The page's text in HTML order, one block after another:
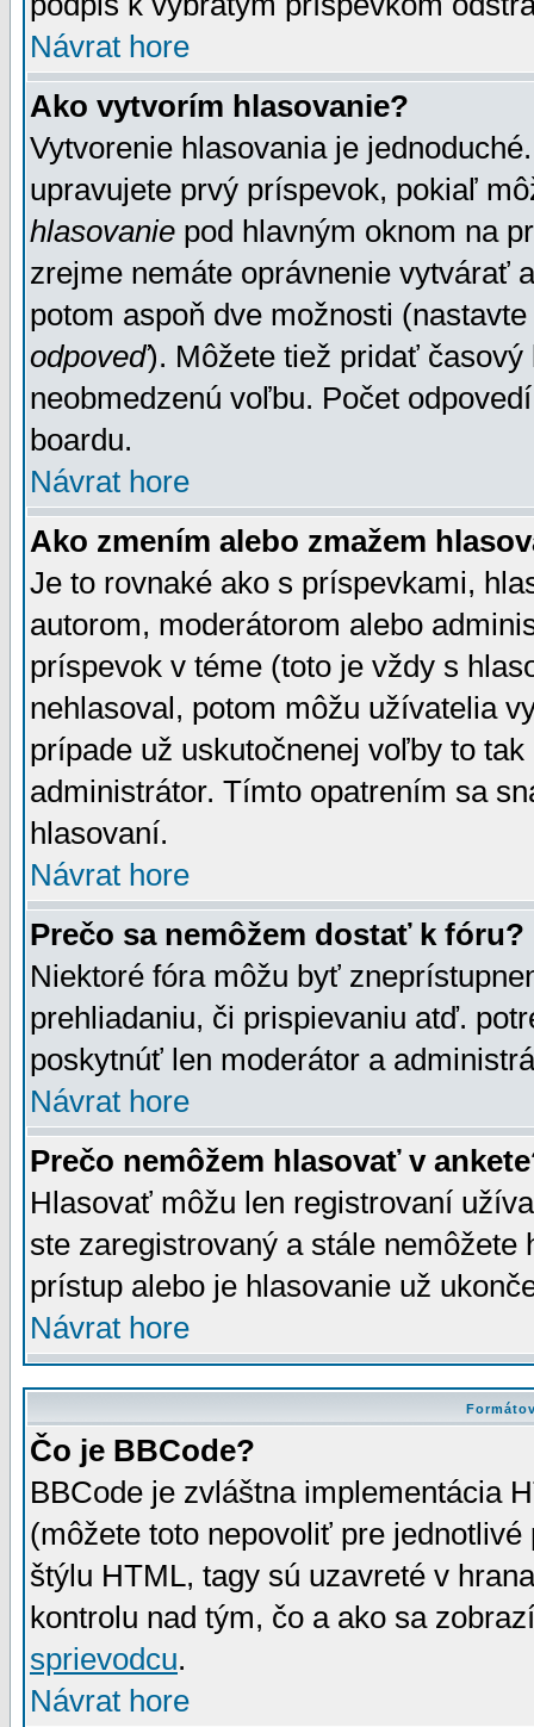
Návrat hore
Ako vytvorím hlasovanie?
Vytvorenie hlasovania je
upravujete prvý príspevok, pokiaľ
hlasovanie pod hlavným oknom na
zrejme nemáte oprávnenie vytvárať
potom aspoň dve možnosti
odpoveď). Môžete tiež pridať
neobmedzenú voľbu. Počet
boardu.
Návrat hore
Ako zmením alebo zmažem
Je to rovnaké ako s príspevkami,
autorom, moderátorom alebo
príspevok v téme (toto je vždy s
nehlasoval, potom môžu užívatelia
prípade už uskutočnenej voľby to
administrátor. Tímto opatrením sa
hlasovaní.
Návrat hore
Prečo sa nemôžem dostať k fóru?
Niektoré fóra môžu byť
prehliadaniu, či prispievaniu atď.
poskytnúť len moderátor a
Návrat hore
Prečo nemôžem hlasovať v
Hlasovať môžu len registrovaní
ste zaregistrovaný a stále
prístup alebo je hlasovanie už
Návrat hore
Čo je BBCode?
BBCode je zvláštna implementácia
(môžete toto nepovoliť pre
štýlu HTML, tagy sú uzavreté v
kontrolu nad tým, čo a ako sa
sprievodcu.
Návrat hore